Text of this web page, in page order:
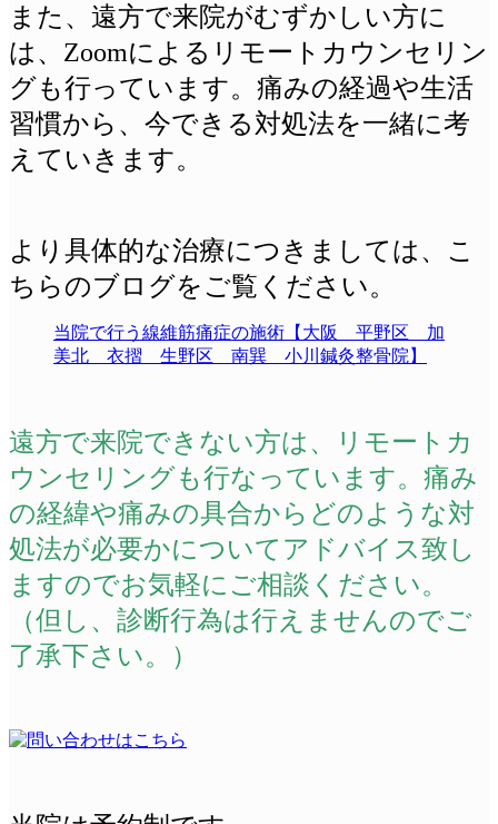
また、遠方で来院がむずかしい方に
は、Zoomによるリモートカウンセリン
グも行っています。痛みの経過や生活
習慣から、今できる対処法を一緒に考
えていきます。
より具体的な治療につきましては、こ
ちらのブログをご覧ください。
当院で行う線維筋痛症の施術【大阪 平野区 加
美北 衣摺 生野区 南巽 小川鍼灸整骨院】
遠方で来院できない方は、リモートカ
ウンセリングも行なっています。痛み
の経緯や痛みの具合からどのような対
処法が必要かについてアドバイス致し
ますのでお気軽にご相談ください。
（但し、診断行為は行えませんのでご
了承下さい。）